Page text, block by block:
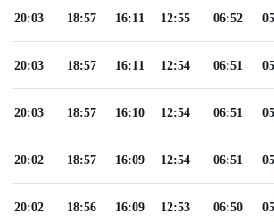
06:52
12:55
16:11
18:57
20:03
06:51
12:54
16:11
18:57
20:03
06:51
12:54
16:10
18:57
20:03
06:51
12:54
16:09
18:57
20:02
06:50
12:53
16:09
18:56
20:02